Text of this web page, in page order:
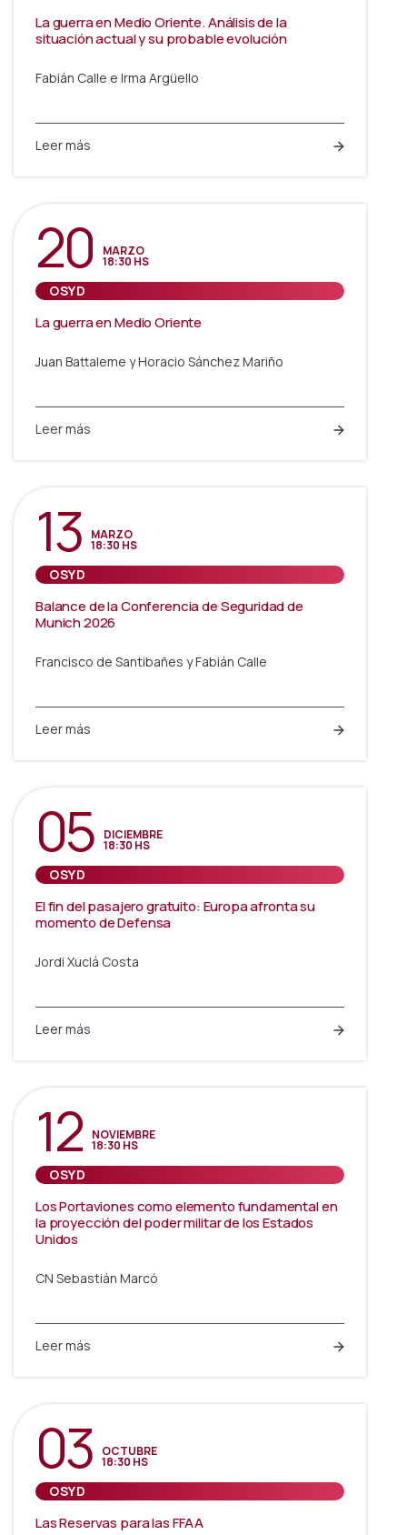
La guerra en Medio Oriente. Análisis de la
situación actual y su probable evolución
Fabián Calle e Irma Argüello
Leer más
20 MARZO
18:30 HS
OSYD
La guerra en Medio Oriente
Juan Battaleme y Horacio Sánchez Mariño
Leer más
13 MARZO
18:30 HS
OSYD
Balance de la Conferencia de Seguridad de
Munich 2026
Francisco de Santibañes y Fabián Calle
Leer más
05 DICIEMBRE
18:30 HS
OSYD
El fin del pasajero gratuito: Europa afronta su
momento de Defensa
Jordi Xuclá Costa
Leer más
12 NOVIEMBRE
18:30 HS
OSYD
Los Portaviones como elemento fundamental en
la proyección del poder militar de los Estados
Unidos
CN Sebastián Marcó
Leer más
03 OCTUBRE
18:30 HS
OSYD
Las Reservas para las FFAA